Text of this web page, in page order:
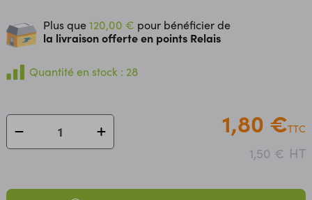
Plus que120,00 € pour bénéficier de
la livraison offerte en points Relais
Quantité en stock : 28
1,80 €TTC
1,50 € HT